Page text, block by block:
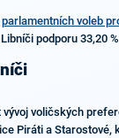
parlamentních voleb
podporu 33,20
voličských
Piráti a Starostové,